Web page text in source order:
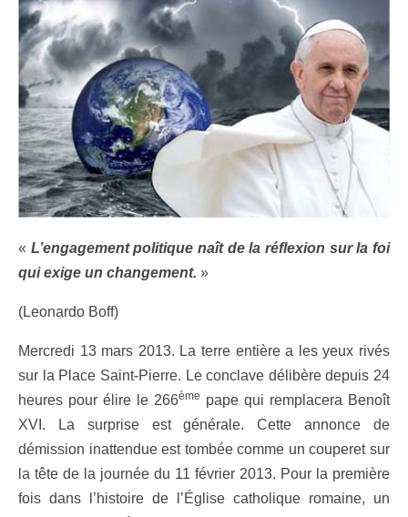
« L’engagement politique naît de la réflexion sur la foi
qui exige un changement. »
(Leonardo Boff)
Mercredi 13 mars 2013. La terre entière a les yeux rivés
sur la Place Saint-Pierre. Le conclave délibère depuis 24
heures pour élire le 266ème pape qui remplacera Benoît
XVI. La surprise est générale. Cette annonce de
démission inattendue est tombée comme un couperet sur
la tête de la journée du 11 février 2013. Pour la première
fois dans l’histoire de l’Église catholique romaine, un